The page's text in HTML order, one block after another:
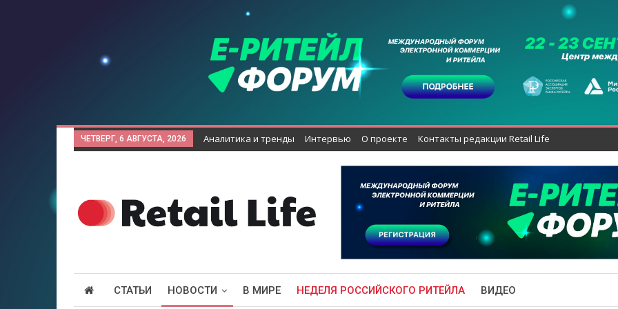
ЧЕТВЕРГ, 6 АВГУСТА, 2026 Аналитика и тренды Интервью О проекте Контакты редакции Retail Life
СТАТЬИ НОВОСТИ В МИРЕ НЕДЕЛЯ РОССИЙСКОГО РИТЕЙЛА ВИДЕО